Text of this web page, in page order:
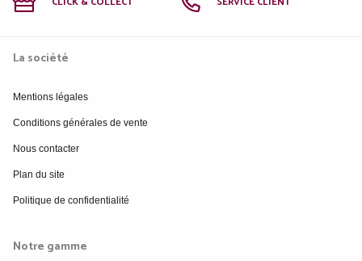
La société
Mentions légales
Conditions générales de vente
Nous contacter
Plan du site
Politique de confidentialité
Notre gamme